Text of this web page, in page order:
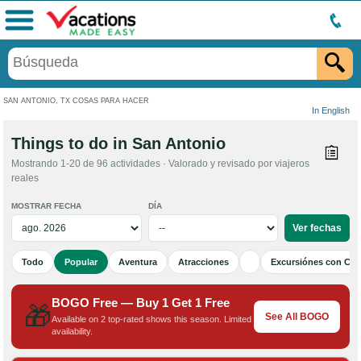
SAN ANTONIO, TX COSAS PARA HACER
In English
Menú
Things to do in San Antonio
Mostrando 1-20 de 96 actividades · Valorado y revisado por viajeros
reales
MOSTRAR FECHA DÍA
Todo Popular Aventura Atracciones Excursiónes con
🎁BOGO Free — Buy 1 Get 1 Free
Available on 2 top-rated shows this season. Limited
availability.
See All BOGO